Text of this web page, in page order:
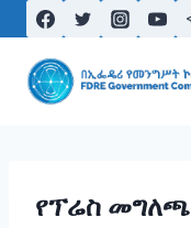
to
content
የፕሬስ መግለጫ